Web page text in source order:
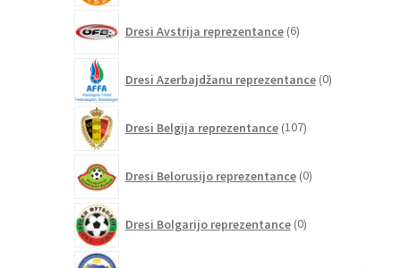
Dresi Avstrija reprezentance 6izdelkov
Dresi Azerbajdžanu reprezentance 0izdelkov
Dresi Belgija reprezentance 107izdelkov
Dresi Belorusijo reprezentance 0izdelkov
Dresi Bolgarijo reprezentance 0izdelkov